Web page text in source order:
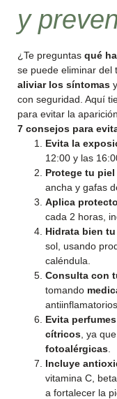
y
¿Te preguntas qué
se puede eliminar del
aliviar los síntomas
con seguridad. Aquí
para evitar la
7 consejos para
Evita la
12:00 y las
Protege tu
ancha y gafas
Aplica
cada 2 horas,
Hidrata bien
sol, usando
caléndula.
Consulta con
tomando
Evita
cítricos , ya
fotoalérgicas
Incluye
vitamina C,
a fortalecer la